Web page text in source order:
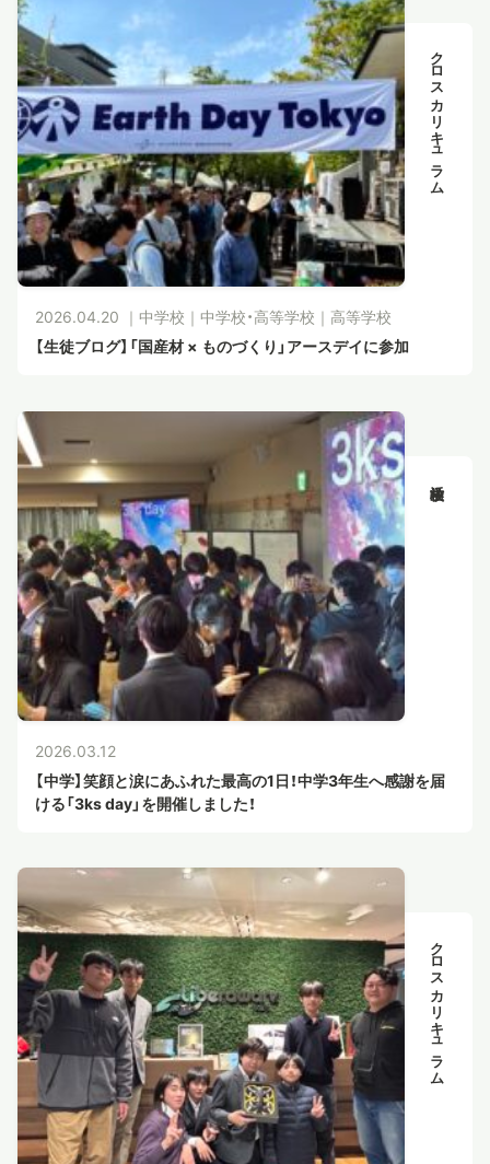
クロスカリキュラム
2026.04.20 ｜ 中学校 ｜ 中学校・高等学校 ｜ 高等学校
【生徒ブログ】「国産材 × ものづくり」アースデイに参加
2026.03.12
【中学】笑顔と涙にあふれた最高の1日！中学3年生へ感謝を届
ける「3ks day」を開催しました！
クロスカリキュラム